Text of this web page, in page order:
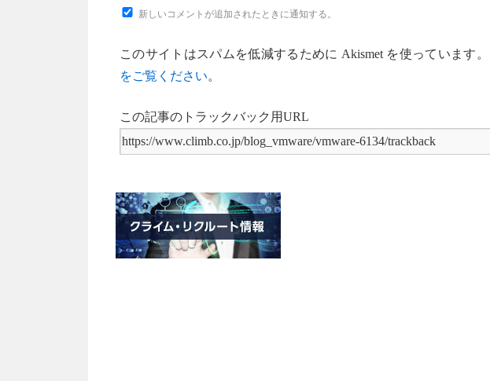
新しいコメントが追加されたときに通知する。
このサイトはスパムを低減するために Akismet を使っています。
をご覧ください。
この記事のトラックバック用URL